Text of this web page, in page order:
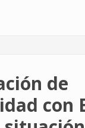
de
con